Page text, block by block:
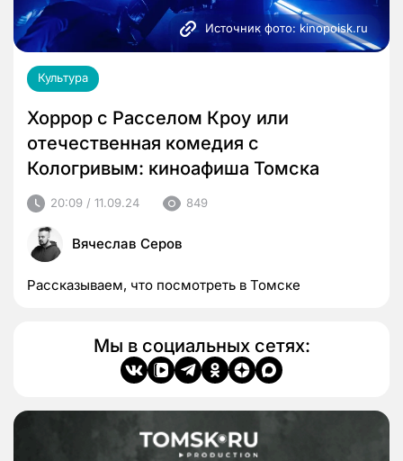
Источник фото: kinopoisk.ru
Культура
Хоррор с Расселом Кроу или
отечественная комедия с
Кологривым: киноафиша Томска
20:09 / 11.09.24 849
Вячеслав Серов
Рассказываем, что посмотреть в Томске
Мы в социальных сетях: